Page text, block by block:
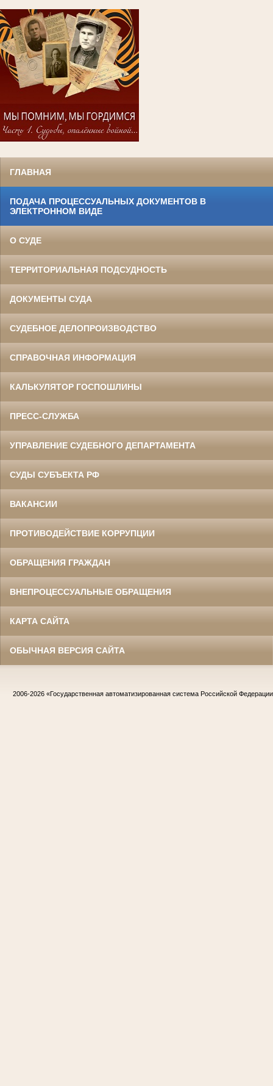
ГЛАВНАЯ
ПОДАЧА ПРОЦЕССУАЛЬНЫХ ДОКУМЕНТОВ В
ЭЛЕКТРОННОМ ВИДЕ
О СУДЕ
ТЕРРИТОРИАЛЬНАЯ ПОДСУДНОСТЬ
ДОКУМЕНТЫ СУДА
СУДЕБНОЕ ДЕЛОПРОИЗВОДСТВО
СПРАВОЧНАЯ ИНФОРМАЦИЯ
КАЛЬКУЛЯТОР ГОСПОШЛИНЫ
ПРЕСС-СЛУЖБА
УПРАВЛЕНИЕ СУДЕБНОГО ДЕПАРТАМЕНТА
СУДЫ СУБЪЕКТА РФ
ВАКАНСИИ
ПРОТИВОДЕЙСТВИЕ КОРРУПЦИИ
ОБРАЩЕНИЯ ГРАЖДАН
ВНЕПРОЦЕССУАЛЬНЫЕ ОБРАЩЕНИЯ
КАРТА САЙТА
ОБЫЧНАЯ ВЕРСИЯ САЙТА
2006-2026 «Государственная автоматизированная система Российской